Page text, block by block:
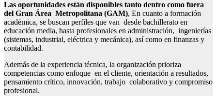
Las oportunidades están disponibles tanto dentro como fuera
del Gran Área Metropolitana (GAM), En cuanto a formación
académica, se buscan perfiles que van desde bachillerato en
educación media, hasta profesionales en administración, ingenierías
(sistemas, industrial, eléctrica y mecánica), así como en finanzas y
contabilidad.
Además de la experiencia técnica, la organización prioriza
competencias como enfoque en el cliente, orientación a resultados,
pensamiento crítico, innovación, trabajo colaborativo y compromiso
profesional.